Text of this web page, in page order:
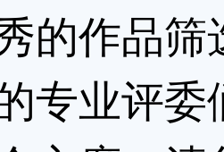
作品筛
专业评